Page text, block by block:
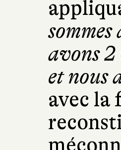
avons
et nous
avec la